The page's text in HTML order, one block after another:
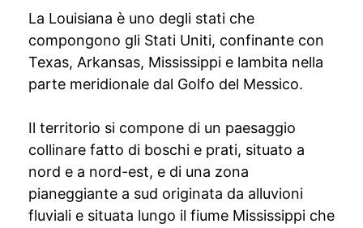
La Louisiana è uno degli stati che
compongono gli Stati Uniti, confinante con
Texas, Arkansas, Mississippi e lambita nella
parte meridionale dal Golfo del Messico.
Il territorio si compone di un paesaggio
collinare fatto di boschi e prati, situato a
nord e a nord-est, e di una zona
pianeggiante a sud originata da alluvioni
fluviali e situata lungo il fiume Mississippi che